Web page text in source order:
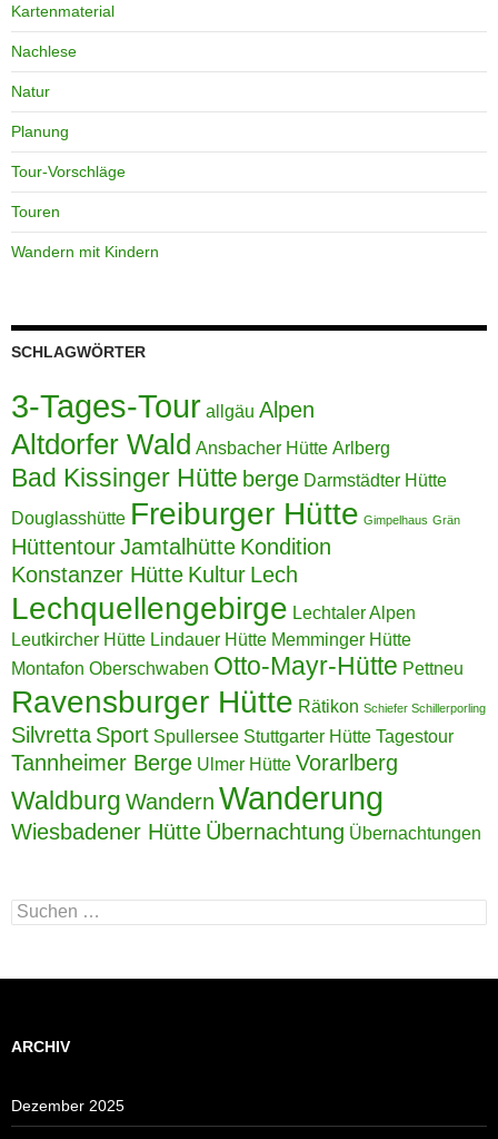
Kartenmaterial
Nachlese
Natur
Planung
Tour-Vorschläge
Touren
Wandern mit Kindern
SCHLAGWÖRTER
3-Tages-Tour allgäu Alpen
Altdorfer Wald Ansbacher Hütte Arlberg
Bad Kissinger Hütte berge Darmstädter Hütte
Douglasshütte Freiburger Hütte Gimpelhaus Grän
HüttentourJamtalhütte Kondition
Konstanzer Hütte Kultur Lech
Lechquellengebirge Lechtaler Alpen
Leutkircher Hütte Lindauer Hütte Memminger Hütte
Montafon Oberschwaben Otto-Mayr-Hütte Pettneu
Ravensburger Hütte Rätikon Schiefer Schillerporling
Silvretta Sport Spullersee Stuttgarter Hütte Tagestour
Tannheimer Berge Ulmer Hütte Vorarlberg
Waldburg Wandern Wanderung
Wiesbadener Hütte Übernachtung Übernachtungen
Suchen
nach:
ARCHIV
Dezember 2025